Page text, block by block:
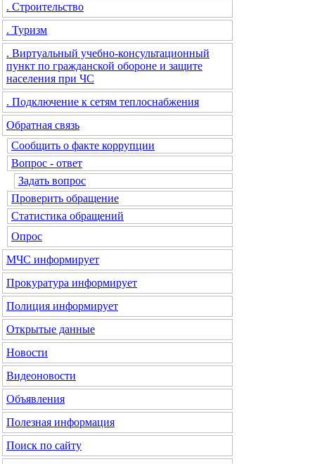
. Строительство
. Туризм
. Виртуальный учебно-консультационный
пункт по гражданской обороне и защите
населения при ЧС
. Подключение к сетям теплоснабжения
Обратная связь
Сообщить о факте коррупции
Вопрос - ответ
Задать вопрос
Проверить обращение
Статистика обращений
Опрос
МЧС информирует
Прокуратура информирует
Полиция информирует
Открытые данные
Новости
Видеоновости
Объявления
Полезная информация
Поиск по сайту